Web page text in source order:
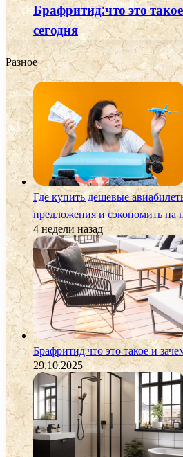
Брафритид:что это
сегодня
Разное
Где купить дешевые
предложения и сэкономить на
4 недели назад
Брафритид:что это такое и
29.10.2025